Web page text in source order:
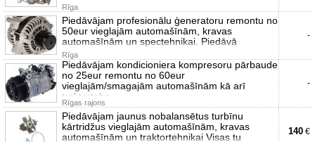
Rīga
Piedāvājam profesionālu ģeneratoru remontu no
50eur vieglajām automašīnām, kravas
automašīnām un spectehnikai. Piedāvā
Rīga
-
Piedāvājam kondicioniera kompresoru pārbaude
no 25eur remontu no 60eur
vieglajām/smagajām automašīnām kā arī
traktortehn
Rīgas rajons
-
Piedāvājam jaunus nobalansētus turbīnu
kārtridžus vieglajām automašīnām, kravas
automašīnām un traktortehnikai Visas tu
140 €